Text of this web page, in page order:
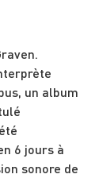
un album
6 jours à
sonore de